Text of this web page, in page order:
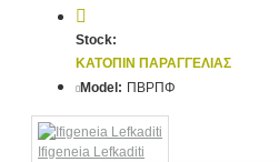
Stock:
ΚΑΤΌΠΙΝ ΠΑΡΑΓΓΕΛΊΑΣ
Model: ΠΒΡΠΦ
Ifigeneia Lefkaditi